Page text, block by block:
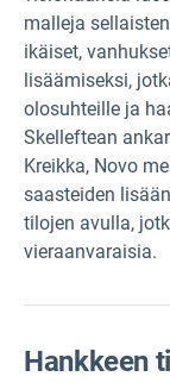
malleja
ikäiset,
lisäämiseksi,
olosuhteille ja
Skelleftean
Kreikka, Novo
saasteiden
tilojen avulla,
vieraanvaraisia.
Hankkeen